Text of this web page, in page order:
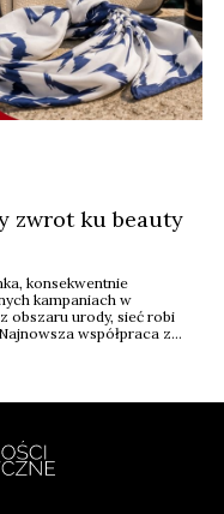
zwrot ku beauty
konsekwentnie
kampaniach w
obszaru urody, sieć robi
współpraca z